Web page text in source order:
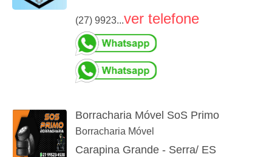
(27) 9923...ver telefone
Borracharia Móvel SoS Primo
Borracharia Móvel
Carapina Grande - Serra/ ES